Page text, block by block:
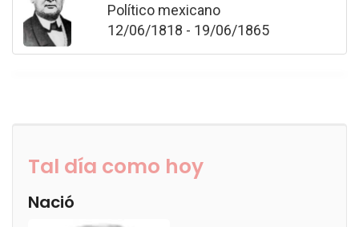
Político mexicano
12/06/1818 - 19/06/1865
Tal día como hoy
Nació